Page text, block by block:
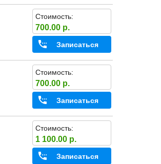
Стоимость:
700.00 р.
Записаться
Стоимость:
700.00 р.
Записаться
Стоимость:
1 100.00 р.
Записаться